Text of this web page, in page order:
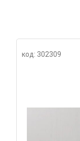
код: 302309